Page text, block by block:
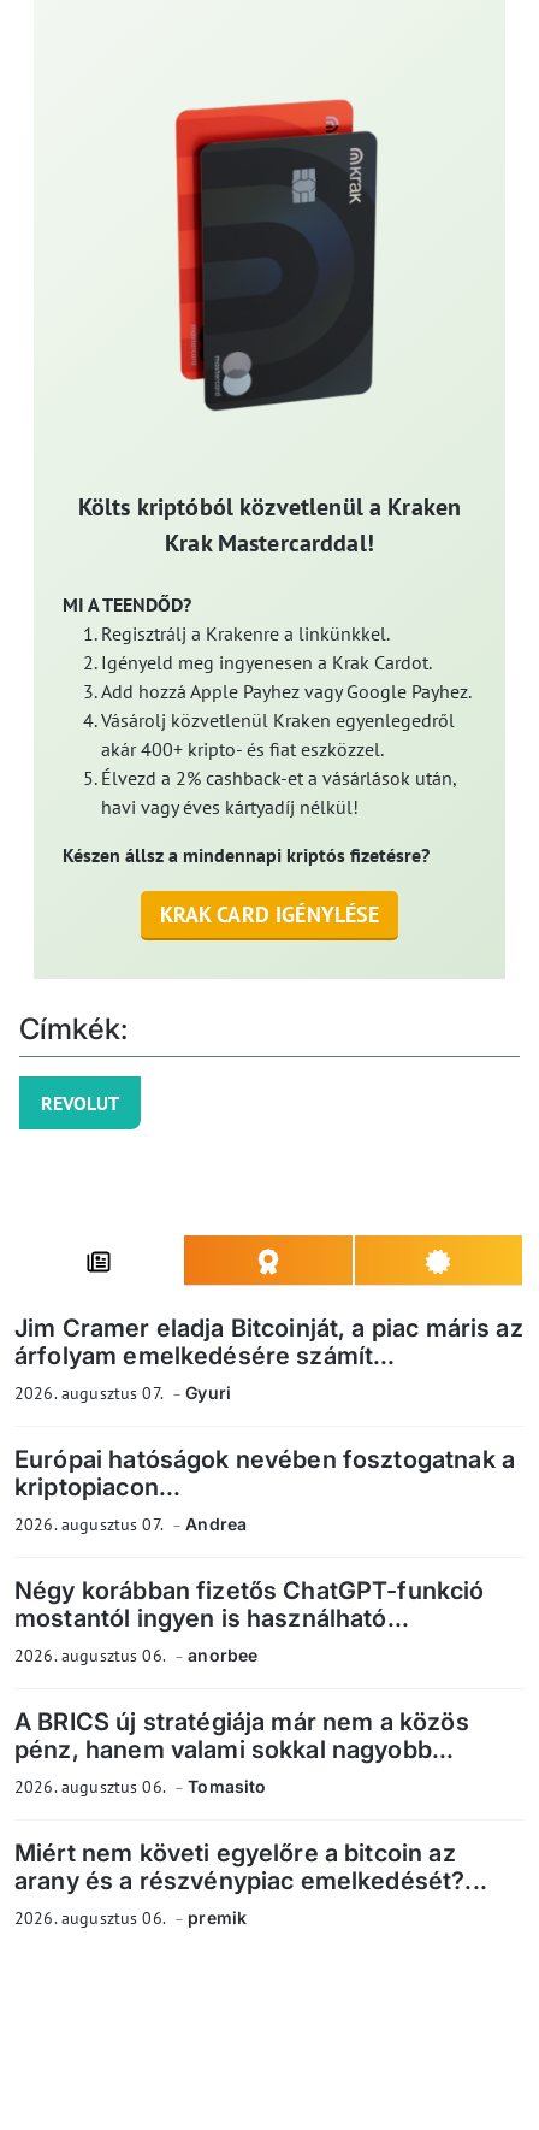
Költs kriptóból közvetlenül a Kraken
Krak Mastercarddal!
MI A TEENDŐD?
Regisztrálj a Krakenre a linkünkkel.
Igényeld meg ingyenesen a Krak Cardot.
Add hozzá Apple Payhez vagy Google Payhez.
Vásárolj közvetlenül Kraken egyenlegedről
akár 400+ kripto- és fiat eszközzel.
Élvezd a 2% cashback-et a vásárlások után,
havi vagy éves kártyadíj nélkül!
Készen állsz a mindennapi kriptós fizetésre?
KRAK CARD IGÉNYLÉSE
Címkék:
REVOLUT
Jim Cramer eladja Bitcoinját, a piac máris az
árfolyam emelkedésére számít...
2026. augusztus 07. Gyuri
Európai hatóságok nevében fosztogatnak a
kriptopiacon...
2026. augusztus 07. Andrea
Négy korábban fizetős ChatGPT-funkció
mostantól ingyen is használható...
2026. augusztus 06. anorbee
A BRICS új stratégiája már nem a közös
pénz, hanem valami sokkal nagyobb...
2026. augusztus 06. Tomasito
Miért nem követi egyelőre a bitcoin az
arany és a részvénypiac emelkedését?...
2026. augusztus 06. premik